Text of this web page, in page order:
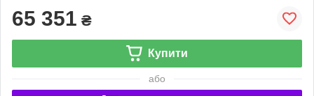
65 351 ₴
Купити
або